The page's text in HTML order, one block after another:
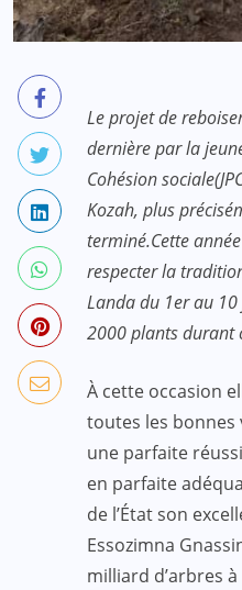
Le projet de
dernière par la
Cohésion
Kozah, plus
terminé.Cette
respecter la
Landa du 1er au
2000 plants durant
À cette occasion
toutes les
une parfaite
en parfaite
de l’État son
Essozimna
milliard d’arbres à